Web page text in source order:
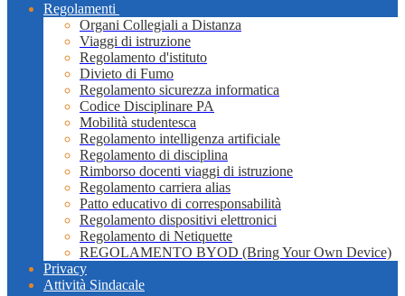
Regolamenti
Organi Collegiali a Distanza
Viaggi di istruzione
Regolamento d'istituto
Divieto di Fumo
Regolamento sicurezza informatica
Codice Disciplinare PA
Mobilità studentesca
Regolamento intelligenza artificiale
Regolamento di disciplina
Rimborso docenti viaggi di istruzione
Regolamento carriera alias
Patto educativo di corresponsabilità
Regolamento dispositivi elettronici
Regolamento di Netiquette
REGOLAMENTO BYOD (Bring Your Own Device)
Privacy
Attività Sindacale